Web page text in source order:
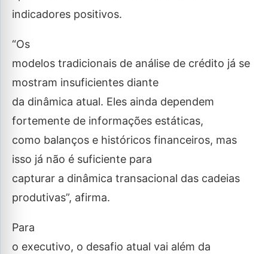
indicadores positivos.
“Os
modelos tradicionais de análise de crédito já se
mostram insuficientes diante
da dinâmica atual. Eles ainda dependem
fortemente de informações estáticas,
como balanços e históricos financeiros, mas
isso já não é suficiente para
capturar a dinâmica transacional das cadeias
produtivas”, afirma.
Para
o executivo, o desafio atual vai além da